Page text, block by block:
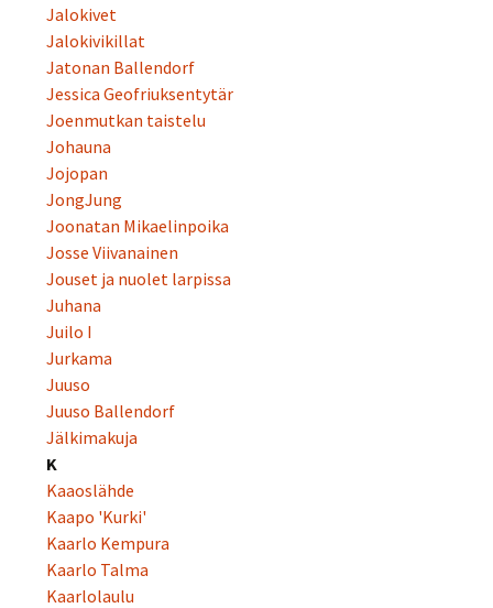
Jalokivet
Jalokivikillat
Jatonan Ballendorf
Jessica Geofriuksentytär
Joenmutkan taistelu
Johauna
Jojopan
JongJung
Joonatan Mikaelinpoika
Josse Viivanainen
Jouset ja nuolet larpissa
Juhana
Juilo I
Jurkama
Juuso
Juuso Ballendorf
Jälkimakuja
K
Kaaoslähde
Kaapo 'Kurki'
Kaarlo Kempura
Kaarlo Talma
Kaarlolaulu